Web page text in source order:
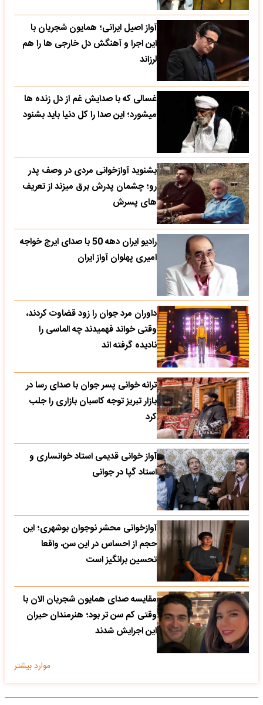
آواز اصیل ایرانی؛ همایون شجریان با
این اجرا و آهنگش دل خارجی ها را هم
لرزاند
غسالی که با صدایش غم از دل زنده ها
میشورد؛ این صدا را کل دنیا باید بشنود
بشنوید آوازخوانی مردی در وصف پدر
رو؛ چشمان پدرش برق میزند از تعریف
های پسرش
رادیو ایران دهه 50 با صدای ایرج خواجه
امیری پهلوان آواز ایران
داوران مرد جوان را زود قضاوت کردند،
وقتی خواند فهمیدند چه الماسی را
نادیده گرفته اند
ترانه خوانی پسر جوان با صدای رسا در
بازار تبریز توجه کاسبان بازاری را جلب
کرد
آواز خوانی قدیمی استاد خوانساری و
استاد گپا در جوانی
آوازخوانی محشر نوجوان بوشهری؛ این
حجم از احساس در این سن، واقعا
تحسین‌ برانگیز است
مقایسه صدای همایون شجریان الان با
وقتی کم سن تر بود؛ هنرمندان حیران
این اجرایش شدند
موارد بیشتر